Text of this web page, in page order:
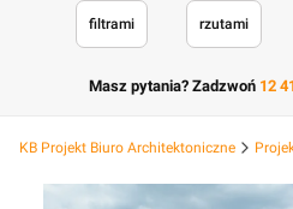
filtrami rzutami
Masz pytania? Zadzwoń 12
KB Projekt Biuro Architektoniczne